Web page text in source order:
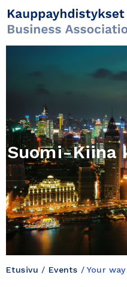
Suomi-Kiina
Etusivu / Events / Your